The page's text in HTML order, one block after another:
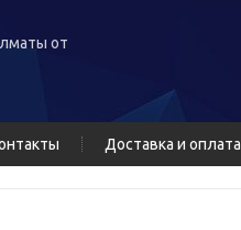
от
Доставка и оплата